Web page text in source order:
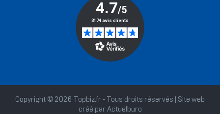
Copyright © 2026 Topbiz.fr - Tous droits réservés | Site web
créé par Actuelburo